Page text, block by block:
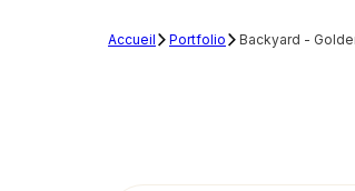
Accueil Portfolio Backyard -